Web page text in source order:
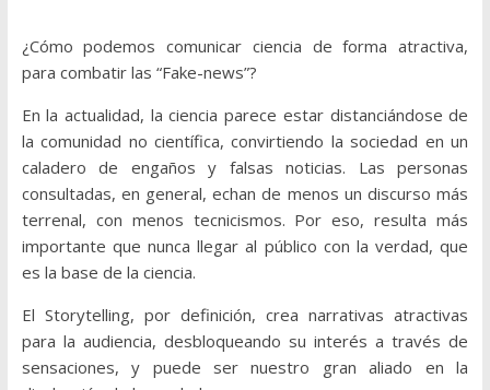
¿Cómo podemos comunicar ciencia de forma atractiva,
para combatir las “Fake-news”?
En la actualidad, la ciencia parece estar distanciándose de
la comunidad no científica, convirtiendo la sociedad en un
caladero de engaños y falsas noticias. Las personas
consultadas, en general, echan de menos un discurso más
terrenal, con menos tecnicismos. Por eso, resulta más
importante que nunca llegar al público con la verdad, que
es la base de la ciencia.
El Storytelling, por definición, crea narrativas atractivas
para la audiencia, desbloqueando su interés a través de
sensaciones, y puede ser nuestro gran aliado en la